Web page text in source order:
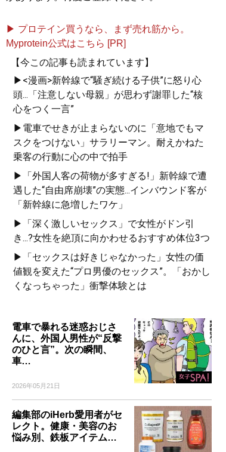
▶ プロテイン買うなら、まず売れ筋から。
Myprotein公式はこちら [PR]
【今この記事も読まれています】
▶<漫画>新幹線で“騒ぎ続ける子供”に怒り心
頭...「注意しない母親」が思わず謝罪した“核
心をつく一言”
▶電車でせきが止まらないのに「意地でもマ
スクをつけない」サラリーマン。耐えかねた
乗客の行動に心の中で拍手
▶「外国人客の荷物が多すぎる!」新幹線で遭
遇した“自由席崩壊”の実態...インバウンド客が
「新幹線に急増したワケ」
▶「深く激しいセックス」で女性がドン引
き...?女性を絶頂に向かわせるおすすめ体位3つ
▶「セックスは好きじゃなかった」女性の価
値観を変えた“プロ男優のセックス”。「おかし
くなっちゃった」衝撃体験とは
電車で暴れる迷惑おじさ
んに、外国人男性が“反撃
のひと言”。次の瞬間、
車…
2026年05月21日
編集部のiHerb愛用者がセ
レクト。健康・美容のお
悩み別、鉄板アイテム…